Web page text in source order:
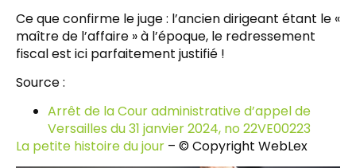
Ce que confirme le juge : l’ancien dirigeant étant le «
maître de l’affaire » à l’époque, le redressement
fiscal est ici parfaitement justifié !
Source :
Arrêt de la Cour administrative d’appel de
Versailles du 31 janvier 2024, no 22VE00223
La petite histoire du jour – © Copyright WebLex